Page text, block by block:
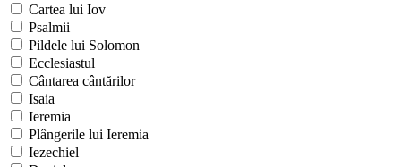
Cartea lui Iov
Psalmii
Pildele lui Solomon
Ecclesiastul
Cântarea cântărilor
Isaia
Ieremia
Plângerile lui Ieremia
Iezechiel